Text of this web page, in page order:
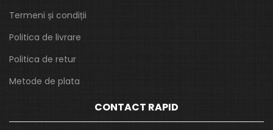
Termeni și condiții
Politica de livrare
Politica de retur
Metode de plata
CONTACT RAPID